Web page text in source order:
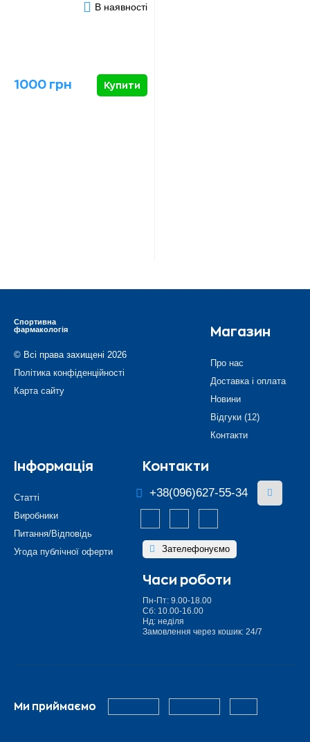
В наявності
1000 грн Купити
Спортивна
фармакологія
© Всі права захищені 2026
Політика конфіденційності
Карта сайту
Магазин
Про нас
Доставка і оплата
Новини
Відгуки (12)
Контакти
Інформація
Статті
Виробники
Питання/Відповідь
Угода публічної оферти
Контакти
+38(096)627-55-34
Зателефонуємо
Часи роботи
Пн-Пт: 9.00-18.00
Сб: 10.00-16.00
Нд: неділя
Замовлення через кошик: 24/7
Ми приймаємо